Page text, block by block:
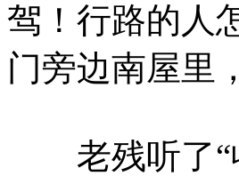
驾！行路的人
门旁边南屋里
老残听了“